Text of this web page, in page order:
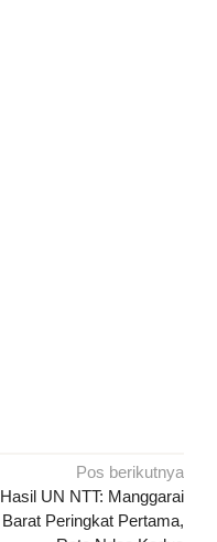
Pos berikutnya
Hasil UN NTT: Manggarai
Barat Peringkat Pertama,